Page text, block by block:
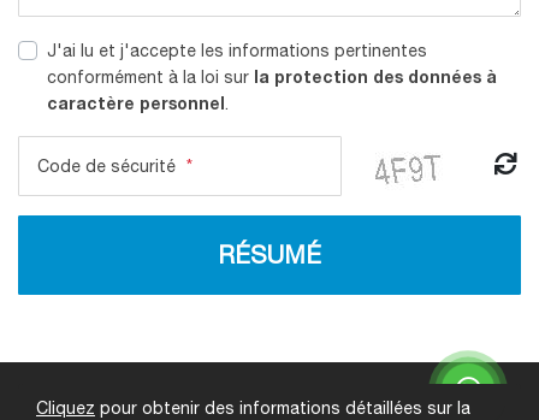
J'ai lu et j'accepte les informations pertinentes
conformément à la loi sur la protection des données à
caractère personnel
Code de sécurité *
RÉSUMÉ
Cliquez pour obtenir des informations détaillées sur la